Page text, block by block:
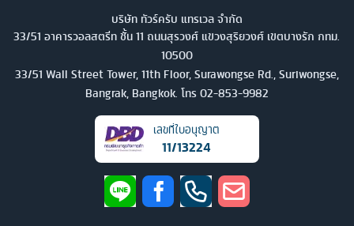
บริษัท ทัวร์ครับ แทรเวล จำกัด
33/51 อาคารวอลสตรีท ชั้น 11 ถนนสุรวงศ์ แขวงสุริยวงศ์ เขตบางรัก กทม.
10500
33/51 Wall Street Tower, 11th Floor, Surawongse Rd., Suriwongse,
Bangrak, Bangkok. โทร 02-853-9982
เลขที่ใบอนุญาต
11/13224